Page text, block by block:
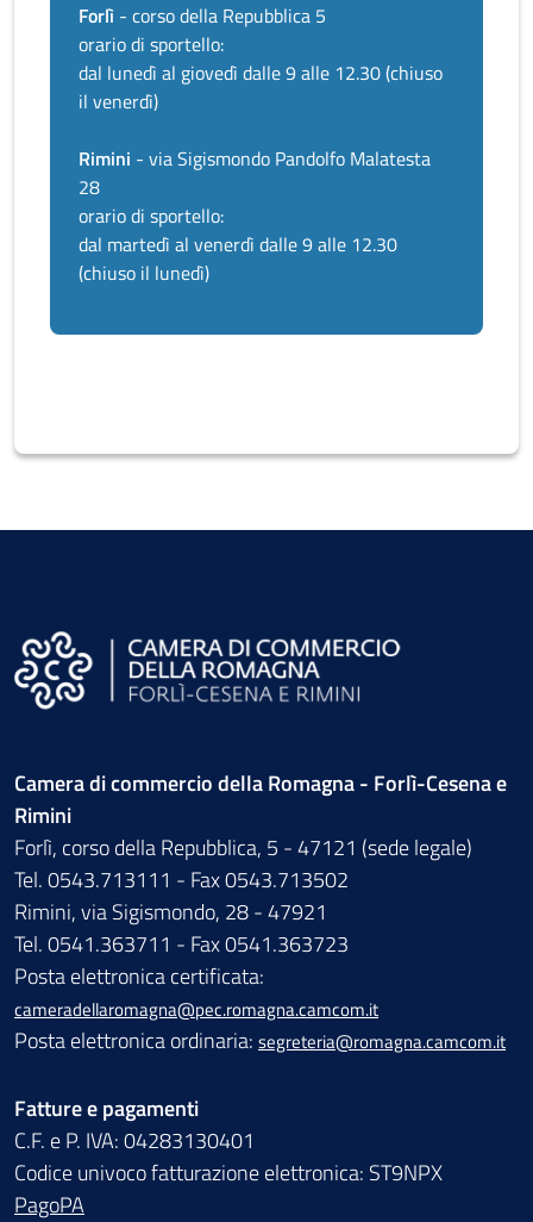
Forlì - corso della Repubblica 5
orario di sportello:
dal lunedì al giovedì dalle 9 alle 12.30 (chiuso
il venerdì)
Rimini - via Sigismondo Pandolfo Malatesta
28
orario di sportello:
dal martedì al venerdì dalle 9 alle 12.30
(chiuso il lunedì)
Camera di commercio della Romagna - Forlì-Cesena e
Rimini
Forlì, corso della Repubblica, 5 - 47121 (sede legale)
Tel. 0543.713111 - Fax 0543.713502
Rimini, via Sigismondo, 28 - 47921
Tel. 0541.363711 - Fax 0541.363723
Posta elettronica certificata:
cameradellaromagna@pec.romagna.camcom.it
Posta elettronica ordinaria: segreteria@romagna.camcom.it
Fatture e pagamenti
C.F. e P. IVA: 04283130401
Codice univoco fatturazione elettronica: ST9NPX
PagoPA